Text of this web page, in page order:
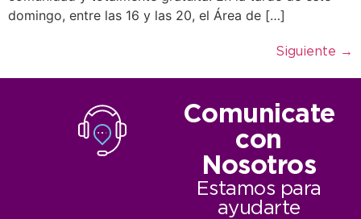
domingo, entre las 16 y las 20, el Área de […]
Siguiente →
Comunicate
con
Nosotros
Estamos para
ayudarte